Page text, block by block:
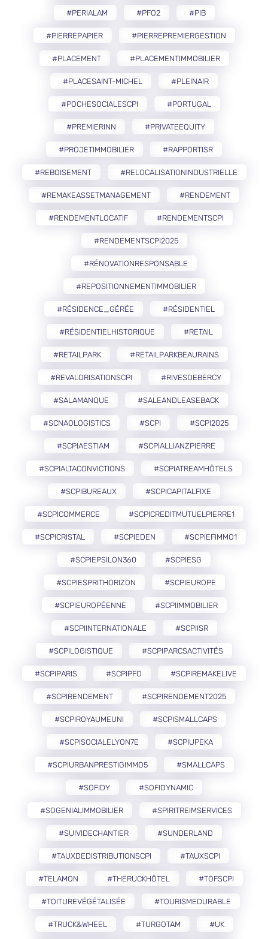
#PERIALAM #PFO2 #PIB
#PIERREPAPIER #PIERREPREMIERGESTION
#PLACEMENT #PLACEMENTIMMOBILIER
#PLACESAINT-MICHEL #PLEINAIR
#POCHESOCIALESCPI #PORTUGAL
#PREMIERINN #PRIVATEEQUITY
#PROJETIMMOBILIER #RAPPORTISR
#REBOISEMENT #RELOCALISATIONINDUSTRIELLE
#REMAKEASSETMANAGEMENT #RENDEMENT
#RENDEMENTLOCATIF #RENDEMENTSCPI
#RENDEMENTSCPI2025
#RÉNOVATIONRESPONSABLE
#REPOSITIONNEMENTIMMOBILIER
#RÉSIDENCE_GÉRÉE #RÉSIDENTIEL
#RÉSIDENTIELHISTORIQUE #RETAIL
#RETAILPARK #RETAILPARKBEAURAINS
#REVALORISATIONSCPI #RIVESDEBERCY
#SALAMANQUE #SALEANDLEASEBACK
#SCNAOLOGISTICS #SCPI #SCPI2025
#SCPIAESTIAM #SCPIALLIANZPIERRE
#SCPIALTACONVICTIONS #SCPIATREAMHÔTELS
#SCPIBUREAUX #SCPICAPITALFIXE
#SCPICOMMERCE #SCPICREDITMUTUELPIERRE1
#SCPICRISTAL #SCPIEDEN #SCPIEFIMMO1
#SCPIEPSILON360 #SCPIESG
#SCPIESPRITHORIZON #SCPIEUROPE
#SCPIEUROPÉENNE #SCPIIMMOBILIER
#SCPIINTERNATIONALE #SCPIISR
#SCPILOGISTIQUE #SCPIPARCSACTIVITÉS
#SCPIPARIS #SCPIPFO #SCPIREMAKELIVE
#SCPIRENDEMENT #SCPIRENDEMENT2025
#SCPIROYAUMEUNI #SCPISMALLCAPS
#SCPISOCIALELYON7E #SCPIUPEKA
#SCPIURBANPRESTIGIMMO5 #SMALLCAPS
#SOFIDY #SOFIDYNAMIC
#SOGENIALIMMOBILIER #SPIRITREIMSERVICES
#SUIVIDECHANTIER #SUNDERLAND
#TAUXDEDISTRIBUTIONSCPI #TAUXSCPI
#TELAMON #THERUCKHÔTEL #TOFSCPI
#TOITUREVÉGÉTALISÉE #TOURISMEDURABLE
#TRUCK&WHEEL #TURGOTAM #UK